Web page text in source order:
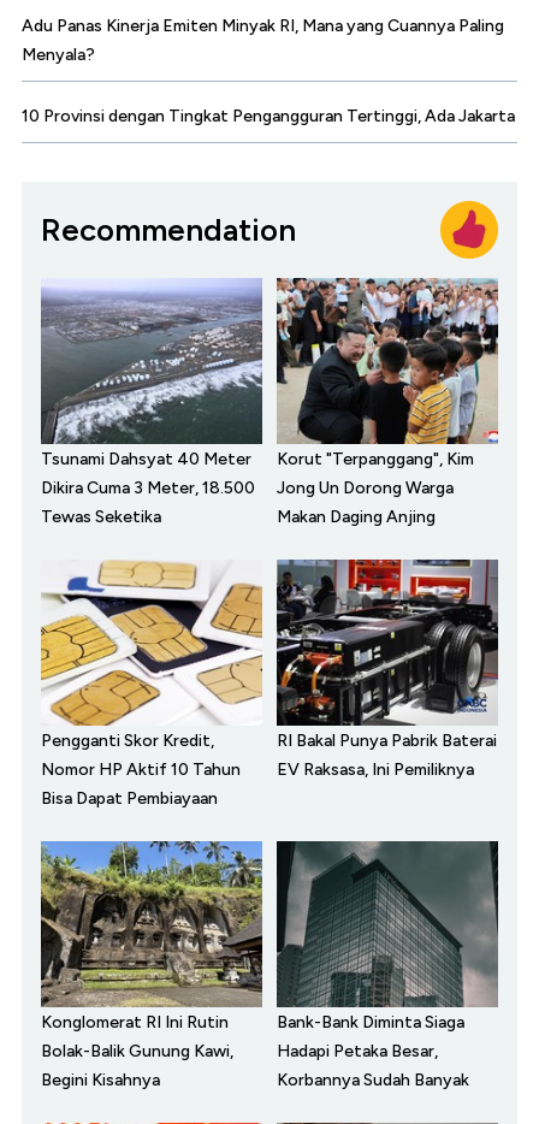
Adu Panas Kinerja Emiten Minyak RI, Mana yang Cuannya Paling
Menyala?
10 Provinsi dengan Tingkat Pengangguran Tertinggi, Ada Jakarta
Recommendation
Tsunami Dahsyat 40 Meter
Dikira Cuma 3 Meter, 18.500
Tewas Seketika
Korut "Terpanggang", Kim
Jong Un Dorong Warga
Makan Daging Anjing
Pengganti Skor Kredit,
Nomor HP Aktif 10 Tahun
Bisa Dapat Pembiayaan
RI Bakal Punya Pabrik Baterai
EV Raksasa, Ini Pemiliknya
Konglomerat RI Ini Rutin
Bolak-Balik Gunung Kawi,
Begini Kisahnya
Bank-Bank Diminta Siaga
Hadapi Petaka Besar,
Korbannya Sudah Banyak